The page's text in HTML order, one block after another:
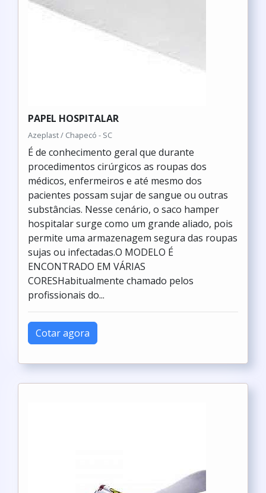
PAPEL HOSPITALAR
Azeplast / Chapecó - SC
É de conhecimento geral que durante
procedimentos cirúrgicos as roupas dos
médicos, enfermeiros e até mesmo dos
pacientes possam sujar de sangue ou outras
substâncias. Nesse cenário, o saco hamper
hospitalar surge como um grande aliado, pois
permite uma armazenagem segura das roupas
sujas ou infectadas.O MODELO É
ENCONTRADO EM VÁRIAS
CORESHabitualmente chamado pelos
profissionais do...
Cotar agora